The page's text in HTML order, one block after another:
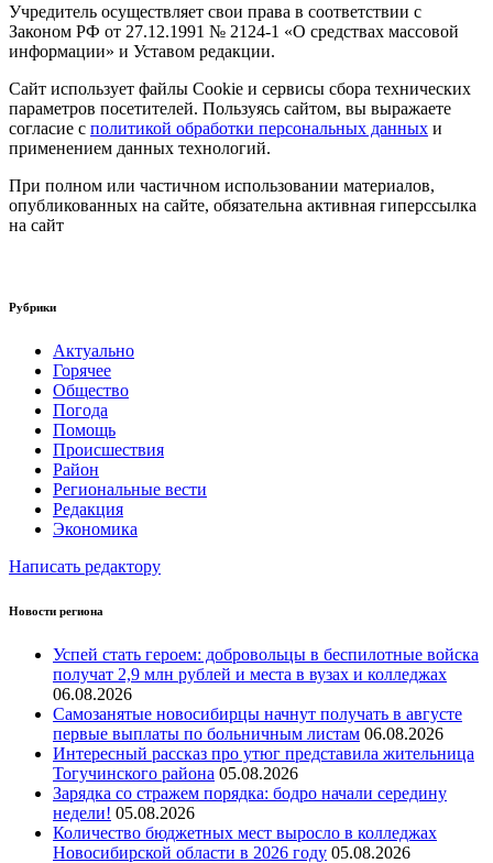
Учредитель осуществляет свои права в соответствии с
Законом РФ от 27.12.1991 № 2124-1 «О средствах массовой
информации» и Уставом редакции.
Сайт использует файлы Cookie и сервисы сбора технических
параметров посетителей. Пользуясь сайтом, вы выражаете
согласие с политикой обработки персональных данных и
применением данных технологий.
При полном или частичном использовании материалов,
опубликованных на сайте, обязательна активная гиперссылка
на сайт
Рубрики
Актуально
Горячее
Общество
Погода
Помощь
Происшествия
Район
Региональные вести
Редакция
Экономика
Написать редактору
Новости региона
Успей стать героем: добровольцы в беспилотные войска
получат 2,9 млн рублей и места в вузах и колледжах
06.08.2026
Самозанятые новосибирцы начнут получать в августе
первые выплаты по больничным листам 06.08.2026
Интересный рассказ про утюг представила жительница
Тогучинского района 05.08.2026
Зарядка со стражем порядка: бодро начали середину
недели! 05.08.2026
Количество бюджетных мест выросло в колледжах
Новосибирской области в 2026 году 05.08.2026